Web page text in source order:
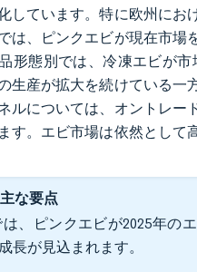
しています。特に欧州にお
は、ピンクエビが現在市
形態別では、冷凍エビが
生産が拡大を続けている一
ルについては、オントレー
す。エビ市場は依然として
な要点
、ピンクエビが2025年の
長が見込まれます。